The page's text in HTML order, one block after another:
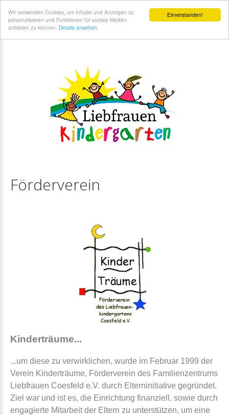
Einverstanden!
Wir verwenden Cookies, um Inhalte und Anzeigen zu
personalisieren und Funktionen für soziale Medien
anbieten zu können. Details ansehen.
Förderverein
Kinderträume...
...um diese zu verwirklichen, wurde im Februar 1999 der
Verein Kinderträume, Förderverein des Familienzentrums
Liebfrauen Coesfeld e.V. durch Elterninitiative gegründet.
Ziel war und ist es, die Einrichtung finanziell, sowie durch
engagierte Mitarbeit der Eltern zu unterstützen, um eine